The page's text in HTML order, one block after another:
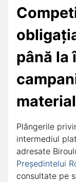
până la
Plângerile
intermediul
adresate
Preşedintelui
consultate pe